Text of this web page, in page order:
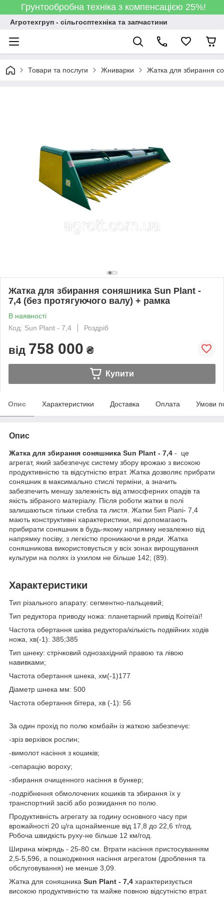
Грунтообробна техніка з компенсацією 25%!
Агротехгруп - сільгосптехніка та запчастини
Товари та послуги Жниварки Жатка для збирання
Жатка для збирання соняшника Sun Plant -
7,4 (без протягуючого валу) + рамка
В наявності
Код: Sun Plant - 7,4
Роздріб
від 758 000 ₴
Купити
Опис Характеристики Доставка Оплата Умови
Опис
Жатка для збирання соняшника Sun Plant - 7,4 - це
агрегат, який забезпечує систему збору врожаю з високою
продуктивністю та відсутністю втрат. Жатка дозволяє прибрати
соняшник в максимально стислі терміни, а значить
забезпечить меншу залежність від атмосферних опадів та
якість зібраного матеріалу. Після роботи жатки в полі
залишаються тільки стебла та листя. Жатки 5ип Ріапі- 7,4
мають конструктивні характеристики, які допомагають
прибирати соняшник в будь-якому напрямку незалежно від
напрямку посіву, з легкістю проникаючи в ряди. Жатка
соняшникова використовується у всіх зонах вирощування
культури на полях із ухилом не більше 142; (89).
Характеристики
Тип різального апарату: сегментно-пальцевий;
Тип редуктора приводу ножа: планетарний привід Коітеїаї!
Частота обертання шківа редуктора/кількість подвійних ходів
ножа, хв(-1): 385;385
Тип шнеку: стрічковий однозахідний правою та лівою
навивками;
Частота обертання шнека, хм(-1)177
Діаметр шнека мм: 500
Частота обертання бітера, хв (-1): 56
За один прохід по полю комбайн із жаткою забезпечує:
-зріз верхівок рослин;
-вимолот насіння з кошиків;
-сепарацію вороху;
-збирання очищенного насіння в бункер;
-подрібнення обмолочених кошиків та збирання їх у
транспортний засіб або розкидання по полю.
Продуктивність агрегату за годину основного часу при
врожайності 20 ц/га щонайменше від 17,8 до 22,6 т/год.
Робоча швидкість руху-не більше 12 км/год.
Ширина міжрядь - 25-80 см. Втрати насіння пристосуванням
2,5-5,596, а пошкодження насіння агрегатом (дроблення та
обслуговування) не менше 3,09.
Жатка для соняшника Sun Plant - 7,4 характеризується
високою продуктивністю та майже повною відсутністю втрат.